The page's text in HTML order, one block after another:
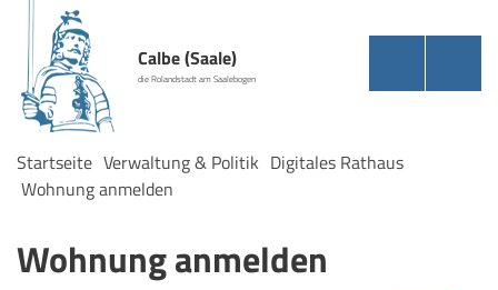
Calbe (Saale)
die Rolandstadt am Saalebogen
Startseite Verwaltung & Politik Digitales Rathaus
Wohnung anmelden
Wohnung anmelden